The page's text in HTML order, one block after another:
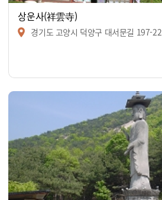
상운사(祥雲寺)
경기도 고양시 덕양구 대서문길 197-22